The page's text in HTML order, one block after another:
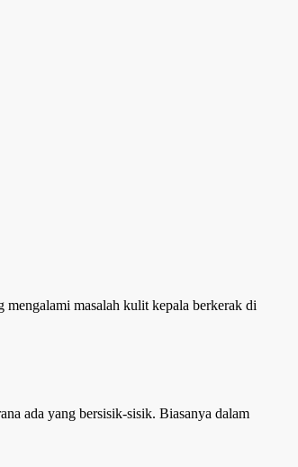
masalah kulit kepala berkerak di
ada yang bersisik-sisik. Biasanya dalam